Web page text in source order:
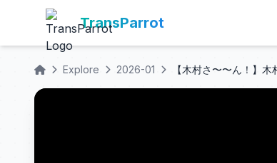
TransParrot
Explore 2026-01